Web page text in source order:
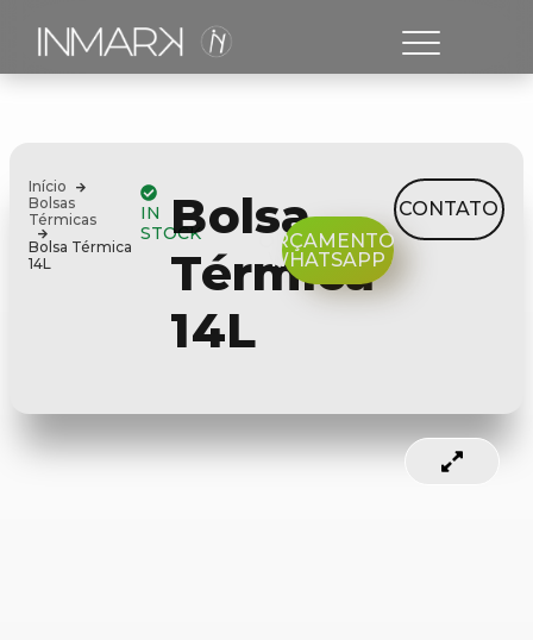
Início
Bolsas
Térmicas
Bolsa Térmica
14L
IN
STOCKBolsa
Térmica
14L
ORÇAMENTO
WHATSAPP
CONTATO